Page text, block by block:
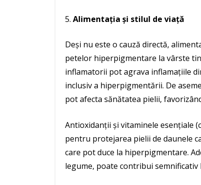
Alimentația și stilul de viață
Deși nu este o cauză directă,
petelor hiperpigmentare la vârste
inflamatorii pot agrava inflamațiile
inclusiv a hiperpigmentării. De
pot afecta sănătatea pielii,
Antioxidanții și vitaminele esențiale
pentru protejarea pielii de daunele
care pot duce la hiperpigmentare.
legume, poate contribui